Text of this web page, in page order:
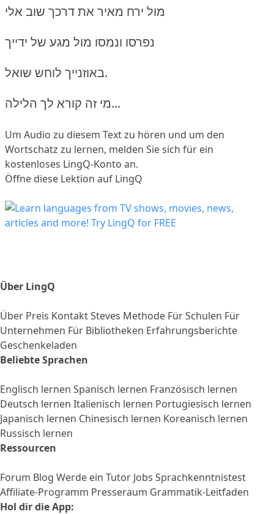
מול ירח מאיר את דרכך שוב אלי
נפרסו ונמסו מול מגע של ידייך
באוזנייך לוחש שואל.
מי זה קורא לך הלילה...
Um Audio zu diesem Text zu hören und um den
Wortschatz zu lernen, melden Sie sich für ein
kostenloses LingQ-Konto an.
Öffne diese Lektion auf LingQ
Über LingQ
Über Preis KontaktSteves Methode Für Schulen Für
Unternehmen Für Bibliotheken Erfahrungsberichte
Geschenkeladen
Beliebte Sprachen
Englisch lernen Spanisch lernen Französisch lernen
Deutsch lernen Italienisch lernen Portugiesisch lernen
Japanisch lernen Chinesisch lernen Koreanisch lernen
Russisch lernen
Ressourcen
Forum Blog Werde ein Tutor Jobs Sprachkenntnistest
Affiliate-Programm Presseraum Grammatik-Leitfaden
Hol dir die App: